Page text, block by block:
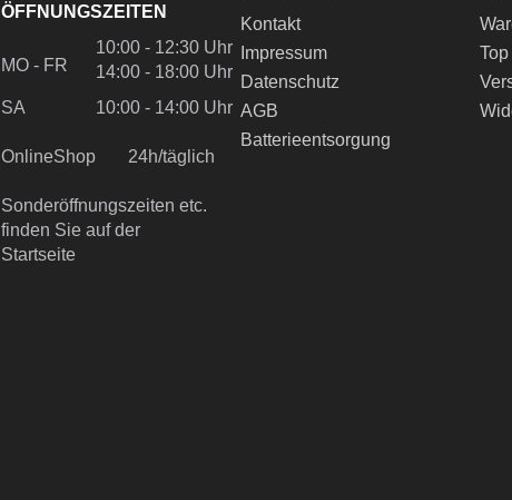
ÖFFNUNGSZEITEN
MO - FR
10:00 - 12:30 Uhr
14:00 - 18:00 Uhr
SA
10:00 - 14:00 Uhr
OnlineShop 24h/täglich
Sonderöffnungszeiten etc.
finden Sie auf der
Startseite
Kontakt
Impressum
Datenschutz
AGB
Batterieentsorgung
Top